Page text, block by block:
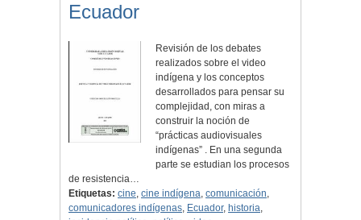
Ecuador
Revisión de los debates
realizados sobre el video
indígena y los conceptos
desarrollados para pensar su
complejidad, con miras a
construir la noción de
“prácticas audiovisuales
indígenas” . En una segunda
parte se estudian los procesos
de resistencia…
Etiquetas: cine, cine indígena, comunicación,
comunicadores indígenas, Ecuador, historia,